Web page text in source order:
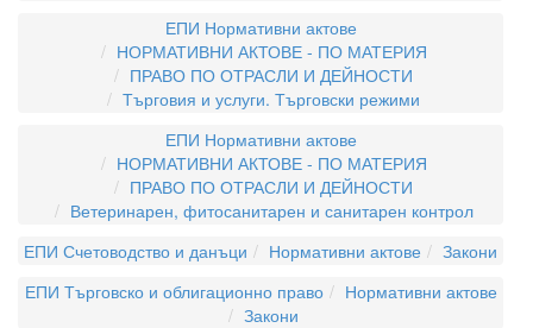
ЕПИ Нормативни актове
НОРМАТИВНИ АКТОВЕ - ПО МАТЕРИЯ
ПРАВО ПО ОТРАСЛИ И ДЕЙНОСТИ
Търговия и услуги. Търговски режими
ЕПИ Нормативни актове
НОРМАТИВНИ АКТОВЕ - ПО МАТЕРИЯ
ПРАВО ПО ОТРАСЛИ И ДЕЙНОСТИ
Ветеринарен, фитосанитарен и санитарен контрол
ЕПИ Счетоводство и данъци
Нормативни актове
Закони
ЕПИ Търговско и облигационно право
Нормативни актове
Закони